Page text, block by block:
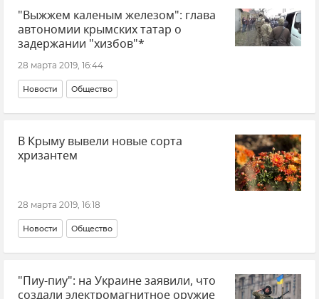
"Выжжем каленым железом": глава
автономии крымских татар о
задержании "хизбов"*
28 марта 2019, 16:44
Новости Общество
В Крыму вывели новые сорта
хризантем
28 марта 2019, 16:18
Новости Общество
"Пиу-пиу": на Украине заявили, что